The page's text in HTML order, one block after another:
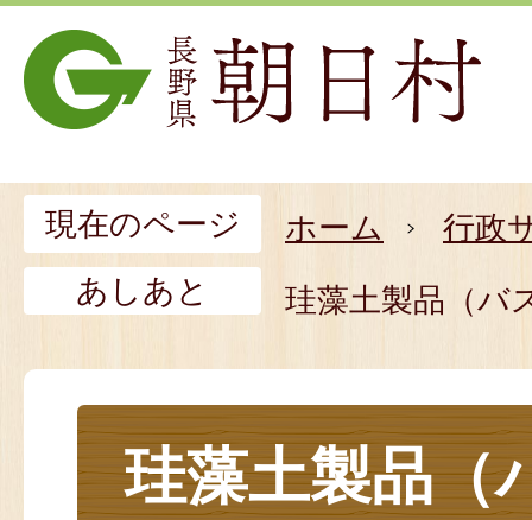
現在のページ ホーム
行政
あしあと
珪藻土製品（バ
珪藻土製品（